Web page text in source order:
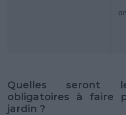
Quelles seront
obligatoires à faire
jardin ?